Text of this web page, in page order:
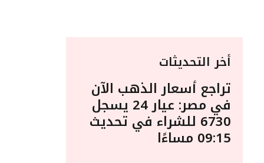
أخر التحديثات
تراجع أسعار الذهب الآن
في مصر: عيار 24 يسجل
6730 للشراء في تحديث
09:15 مساءًا